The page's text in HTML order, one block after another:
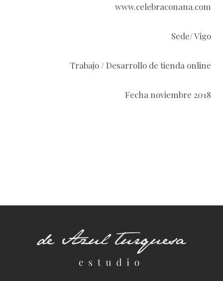
www.celebraconana.com
Sede/ Vigo
Trabajo / Desarrollo de tienda online
Fecha noviembre 2018